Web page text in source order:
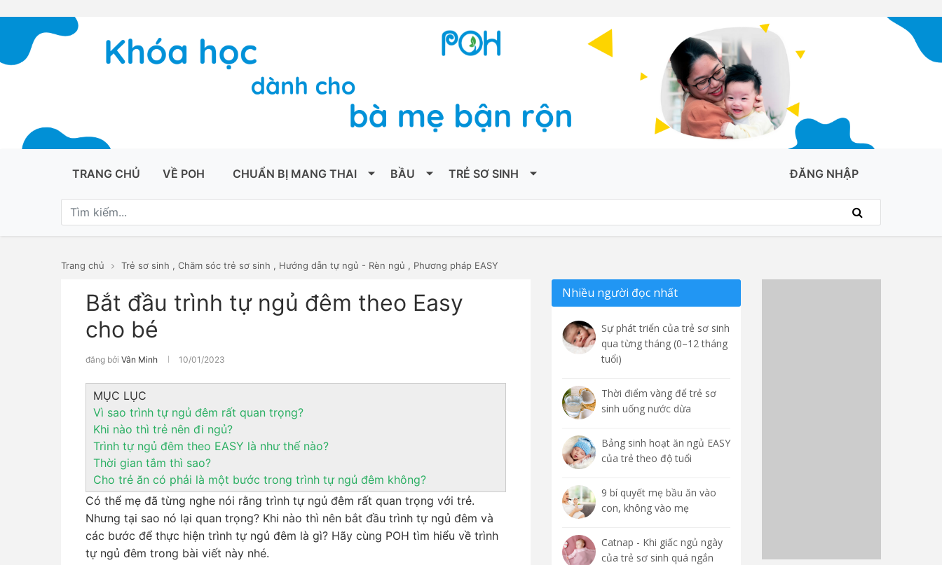
TRANG CHỦ VỀ POH CHUẨN BỊ MANG THAI BẦU TRẺ SƠ SINH ĐĂNG NHẬP
Trang chủ Trẻ sơ sinh , Chăm sóc trẻ sơ sinh , Hướng dẫn tự ngủ - Rèn ngủ , Phương pháp EASY
Bắt đầu trình tự ngủ đêm theo Easy
cho bé
đăng bởi Vân Minh 10/01/2023
MỤC LỤC
Vì sao trình tự ngủ đêm rất quan trọng?
Khi nào thì trẻ nên đi ngủ?
Trình tự ngủ đêm theo EASY là như thế nào?
Thời gian tắm thì sao?
Cho trẻ ăn có phải là một bước trong trình tự ngủ đêm không?
Có thể mẹ đã từng nghe nói rằng trình tự ngủ đêm rất quan trọng với trẻ.
Nhưng tại sao nó lại quan trọng? Khi nào thì nên bắt đầu trình tự ngủ đêm và
các bước để thực hiện trình tự ngủ đêm là gì? Hãy cùng POH tìm hiểu về trình
tự ngủ đêm trong bài viết này nhé.
Nhiều người đọc nhất
Sự phát triển của trẻ sơ sinh
qua từng tháng (0–12 tháng
tuổi)
Thời điểm vàng để trẻ sơ
sinh uống nước dừa
Bảng sinh hoạt ăn ngủ EASY
của trẻ theo độ tuổi
9 bí quyết mẹ bầu ăn vào
con, không vào mẹ
Catnap - Khi giấc ngủ ngày
của trẻ sơ sinh quá ngắn